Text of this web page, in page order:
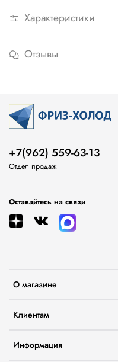
Характеристики
Отзывы
О магазине
Клиентам
Информация
+7(962) 559-63-13
Отдел продаж
Оставайтесь на связи